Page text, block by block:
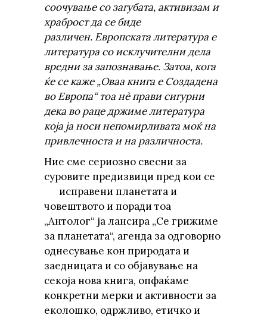
соочување со загубата, активизам и
храброст да се биде
различен. Европската литература е
литература со исклучителни дела
вредни за запознавање. Затоа, кога
ќе се каже „Оваа книга е Создадена
во Европа“ тоа нè прави сигурни
дека во раце држиме литература
која ја носи непомирливата моќ на
привлечноста и на различноста.
Ние сме сериозно свесни за
суровите предизвици пред кои се
исправени планетата и
човештвото и поради тоа
„Антолог“ ја лансира „Се грижиме
за планетата“, агенда за одговорно
однесување кон природата и
заедницата и со објавување на
секоја нова книга, опфаќаме
конкретни мерки и активности за
еколошко, одржливо, етичко и